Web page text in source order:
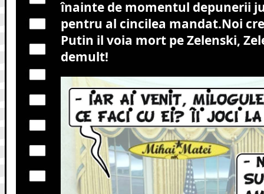
înainte de momentul depunerii
pentru al cincilea mandat.Noi
Putin il voia mort pe Zelenski,
demult!